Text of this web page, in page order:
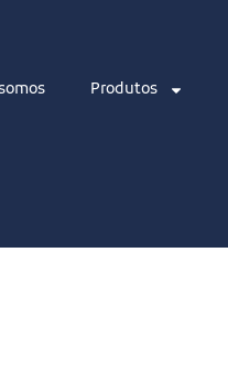
Produtos